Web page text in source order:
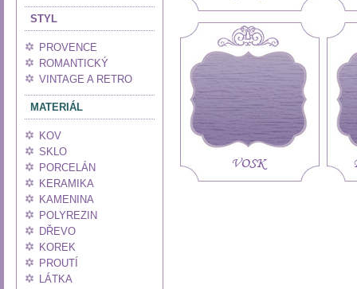
STYL
PROVENCE
ROMANTICKÝ
VINTAGE A RETRO
MATERIÁL
KOV
SKLO
PORCELÁN
KERAMIKA
KAMENINA
POLYREZIN
DŘEVO
KOREK
PROUTÍ
LÁTKA
VOSK